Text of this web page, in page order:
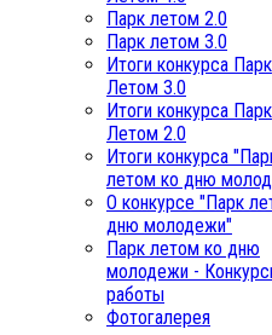
Парк летом 2.0
Парк летом 3.0
Итоги конкурса Парк
Летом 3.0
Итоги конкурса Парк
Летом 2.0
Итоги конкурса
летом ко дню
О конкурсе "Парк
дню молодежи"
Парк летом ко дню
молодежи -
работы
Фотогалерея